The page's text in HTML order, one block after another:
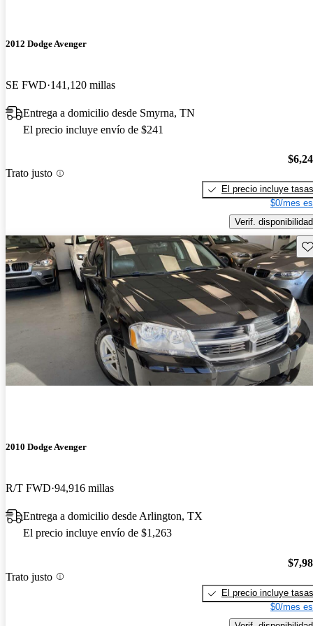
2012 Dodge Avenger
SE FWD 141,120 millas
Entrega a domicilio desde Smyrna, TN
El precio incluye envío de $241
Trato justo
El precio incluye tasas
$0/mes
Verif. disponibilidad
2010 Dodge Avenger
R/T FWD 94,916 millas
Entrega a domicilio desde Arlington, TX
El precio incluye envío de $1,263
Trato justo
El precio incluye tasas
$0/mes